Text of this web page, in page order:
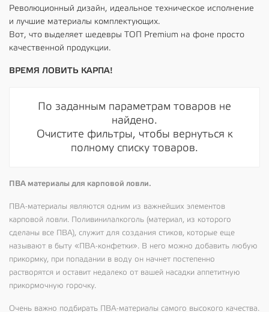
Революционный дизайн, идеальное техническое исполнение
и лучшие материалы комплектующих.
Вот, что выделяет шедевры ТОП Premium на фоне просто
качественной продукции.
ВРЕМЯ ЛОВИТЬ КАРПА!
По заданным параметрам товаров не
найдено.
Очистите фильтры, чтобы вернуться к
полному списку товаров.
ПВА материалы для карповой ловли.
ПВА-материалы являются одним из важнейших элементов
карповой ловли. Поливинилалкоголь (материал, из которого
сделаны все ПВА), служит для создания стиков, которые еще
называют в быту «ПВА-конфетки». В него можно добавить любую
прикормку, при попадании в воду он начнет постепенно
растворятся и оставит недалеко от вашей насадки аппетитную
прикормочную горочку.
Очень важно подбирать ПВА-материалы самого высокого качества.